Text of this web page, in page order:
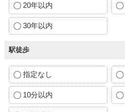
20年以内
30年以内
駅徒歩
指定なし
10分以内